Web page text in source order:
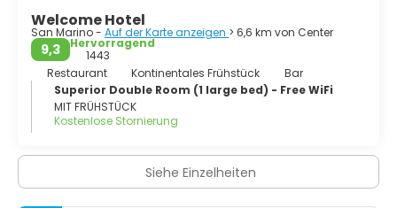
Welcome Hotel
San Marino - Auf der Karte anzeigen > 6,6 km von Center
9,3
Hervorragend
1443
Restaurant
Kontinentales Frühstück
Bar
Superior Double Room (1 large bed) - Free WiFi
MIT FRÜHSTÜCK
Kostenlose Stornierung
Siehe Einzelheiten